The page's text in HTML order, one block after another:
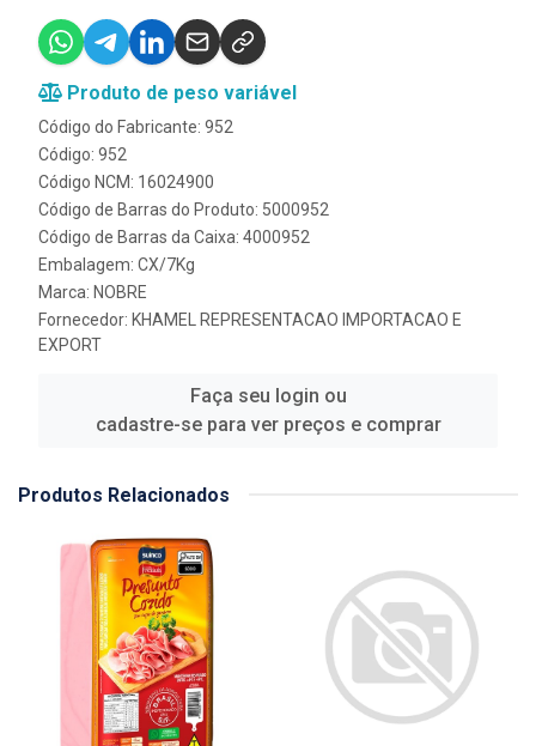
Produto de peso variável
Código do Fabricante: 952
Código: 952
Código NCM: 16024900
Código de Barras do Produto: 5000952
Código de Barras da Caixa: 4000952
Embalagem: CX/7Kg
Marca: NOBRE
Fornecedor: KHAMEL REPRESENTACAO IMPORTACAO E
EXPORT
Faça seu login ou
cadastre-se para ver preços e comprar
Produtos Relacionados